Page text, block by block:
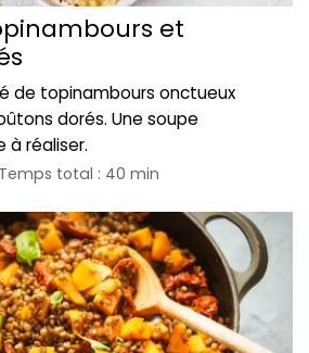
et
de topinambours onctueux
dorés. Une soupe
à réaliser.
Temps total : 40 min